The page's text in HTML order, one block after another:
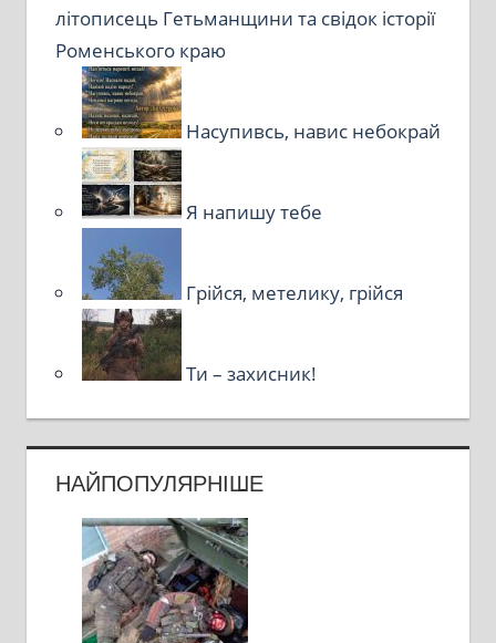
літописець Гетьманщини та свідок історії
Роменського краю
Насупивсь, навис небокрай
Я напишу тебе
Грійся, метелику, грійся
Ти – захисник!
НАЙПОПУЛЯРНІШЕ